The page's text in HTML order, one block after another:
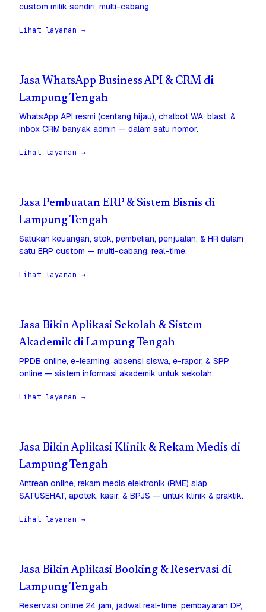
custom milik sendiri, multi-cabang.
Lihat layanan →
Jasa WhatsApp Business API & CRM di
Lampung Tengah
WhatsApp API resmi (centang hijau), chatbot WA, blast, &
inbox CRM banyak admin — dalam satu nomor.
Lihat layanan →
Jasa Pembuatan ERP & Sistem Bisnis di
Lampung Tengah
Satukan keuangan, stok, pembelian, penjualan, & HR dalam
satu ERP custom — multi-cabang, real-time.
Lihat layanan →
Jasa Bikin Aplikasi Sekolah & Sistem
Akademik di Lampung Tengah
PPDB online, e-learning, absensi siswa, e-rapor, & SPP
online — sistem informasi akademik untuk sekolah.
Lihat layanan →
Jasa Bikin Aplikasi Klinik & Rekam Medis di
Lampung Tengah
Antrean online, rekam medis elektronik (RME) siap
SATUSEHAT, apotek, kasir, & BPJS — untuk klinik & praktik.
Lihat layanan →
Jasa Bikin Aplikasi Booking & Reservasi di
Lampung Tengah
Reservasi online 24 jam, jadwal real-time, pembayaran DP,